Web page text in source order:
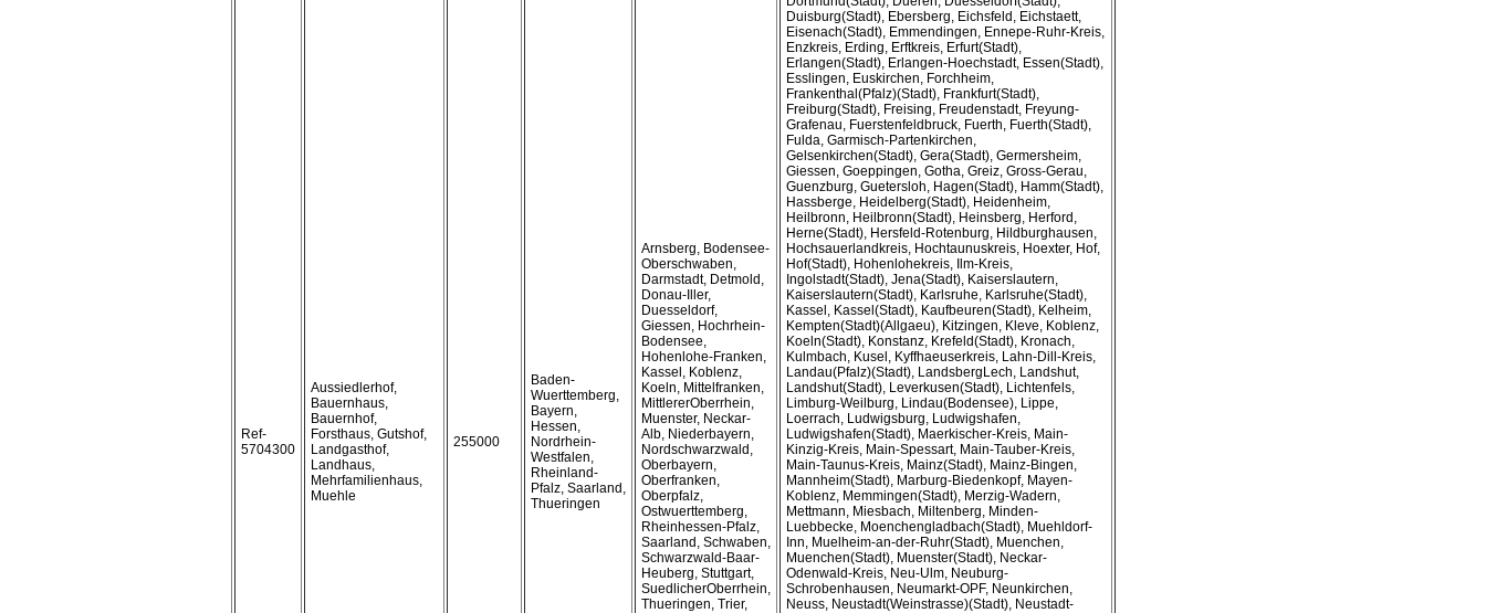
Ref-
5704300
Aussiedlerhof,
Bauernhaus,
Bauernhof,
Forsthaus, Gutshof,
Landgasthof,
Landhaus,
Mehrfamilienhaus,
Muehle
255000
Baden-
Wuerttemberg,
Bayern,
Hessen,
Nordrhein-
Westfalen,
Rheinland-
Pfalz, Saarland,
Thueringen
Arnsberg, Bodensee-
Oberschwaben,
Darmstadt, Detmold,
Donau-Iller,
Duesseldorf,
Giessen, Hochrhein-
Bodensee,
Hohenlohe-Franken,
Kassel, Koblenz,
Koeln, Mittelfranken,
MittlererOberrhein,
Muenster, Neckar-
Alb, Niederbayern,
Nordschwarzwald,
Oberbayern,
Oberfranken,
Oberpfalz,
Ostwuerttemberg,
Rheinhessen-Pfalz,
Saarland, Schwaben,
Schwarzwald-Baar-
Heuberg, Stuttgart,
SuedlicherOberrhein,
Thueringen, Trier,
Duisburg(Stadt), Ebersberg, Eichsfeld, Eichstaett,
Eisenach(Stadt), Emmendingen, Ennepe-Ruhr-Kreis,
Enzkreis, Erding, Erftkreis, Erfurt(Stadt),
Erlangen(Stadt), Erlangen-Hoechstadt, Essen(Stadt),
Esslingen, Euskirchen, Forchheim,
Frankenthal(Pfalz)(Stadt), Frankfurt(Stadt),
Freiburg(Stadt), Freising, Freudenstadt, Freyung-
Grafenau, Fuerstenfeldbruck, Fuerth, Fuerth(Stadt),
Fulda, Garmisch-Partenkirchen,
Gelsenkirchen(Stadt), Gera(Stadt), Germersheim,
Giessen, Goeppingen, Gotha, Greiz, Gross-Gerau,
Guenzburg, Guetersloh, Hagen(Stadt), Hamm(Stadt),
Hassberge, Heidelberg(Stadt), Heidenheim,
Heilbronn, Heilbronn(Stadt), Heinsberg, Herford,
Herne(Stadt), Hersfeld-Rotenburg, Hildburghausen,
Hochsauerlandkreis, Hochtaunuskreis, Hoexter, Hof,
Hof(Stadt), Hohenlohekreis, Ilm-Kreis,
Ingolstadt(Stadt), Jena(Stadt), Kaiserslautern,
Kaiserslautern(Stadt), Karlsruhe, Karlsruhe(Stadt),
Kassel, Kassel(Stadt), Kaufbeuren(Stadt), Kelheim,
Kempten(Stadt)(Allgaeu), Kitzingen, Kleve, Koblenz,
Koeln(Stadt), Konstanz, Krefeld(Stadt), Kronach,
Kulmbach, Kusel, Kyffhaeuserkreis, Lahn-Dill-Kreis,
Landau(Pfalz)(Stadt), LandsbergLech, Landshut,
Landshut(Stadt), Leverkusen(Stadt), Lichtenfels,
Limburg-Weilburg, Lindau(Bodensee), Lippe,
Loerrach, Ludwigsburg, Ludwigshafen,
Ludwigshafen(Stadt), Maerkischer-Kreis, Main-
Kinzig-Kreis, Main-Spessart, Main-Tauber-Kreis,
Main-Taunus-Kreis, Mainz(Stadt), Mainz-Bingen,
Mannheim(Stadt), Marburg-Biedenkopf, Mayen-
Koblenz, Memmingen(Stadt), Merzig-Wadern,
Mettmann, Miesbach, Miltenberg, Minden-
Luebbecke, Moenchengladbach(Stadt), Muehldorf-
Inn, Muelheim-an-der-Ruhr(Stadt), Muenchen,
Muenchen(Stadt), Muenster(Stadt), Neckar-
Odenwald-Kreis, Neu-Ulm, Neuburg-
Schrobenhausen, Neumarkt-OPF, Neunkirchen,
Neuss, Neustadt(Weinstrasse)(Stadt), Neustadt-